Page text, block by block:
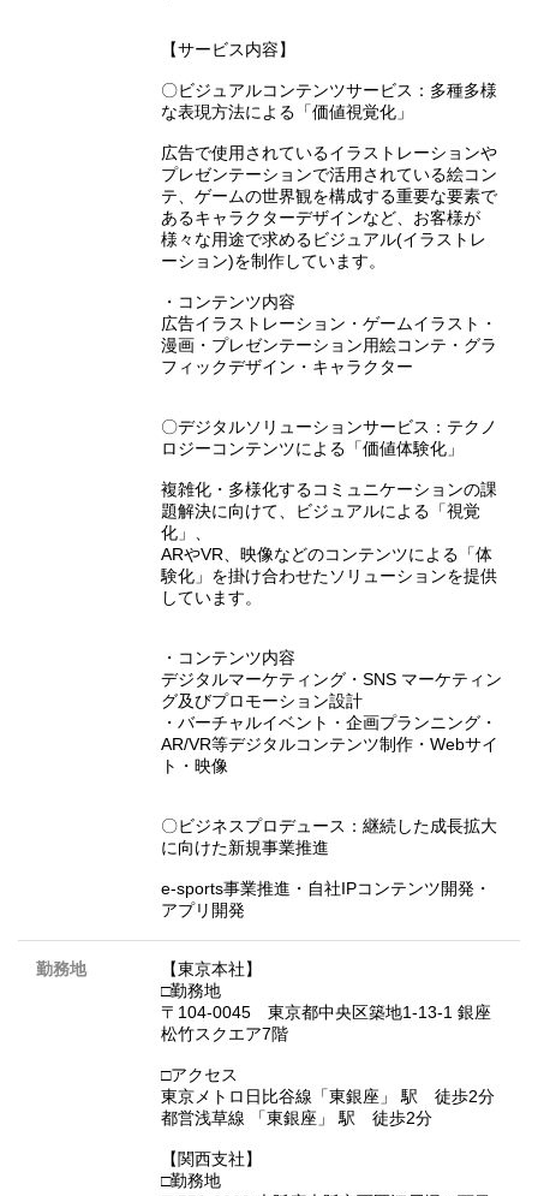
【サービス内容】
〇ビジュアルコンテンツサービス：多種多様
な表現方法による「価値視覚化」
広告で使用されているイラストレーションや
プレゼンテーションで活用されている絵コン
テ、ゲームの世界観を構成する重要な要素で
あるキャラクターデザインなど、お客様が
様々な用途で求めるビジュアル(イラストレ
ーション)を制作しています。
・コンテンツ内容
広告イラストレーション・ゲームイラスト・
漫画・プレゼンテーション用絵コンテ・グラ
フィックデザイン・キャラクター
〇デジタルソリューションサービス：テクノ
ロジーコンテンツによる「価値体験化」
複雑化・多様化するコミュニケーションの課
題解決に向けて、ビジュアルによる「視覚
化」、
ARやVR、映像などのコンテンツによる「体
験化」を掛け合わせたソリューションを提供
しています。
・コンテンツ内容
デジタルマーケティング・SNS マーケティン
グ及びプロモーション設計
・バーチャルイベント・企画プランニング・
AR/VR等デジタルコンテンツ制作・Webサイ
ト・映像
〇ビジネスプロデュース：継続した成長拡大
に向けた新規事業推進
e-sports事業推進・自社IPコンテンツ開発・
アプリ開発
勤務地
【東京本社】
□勤務地
〒104-0045 東京都中央区築地1-13-1 銀座
松竹スクエア7階
□アクセス
東京メトロ日比谷線「東銀座」 駅 徒歩2分
都営浅草線 「東銀座」 駅 徒歩2分
【関西支社】
□勤務地